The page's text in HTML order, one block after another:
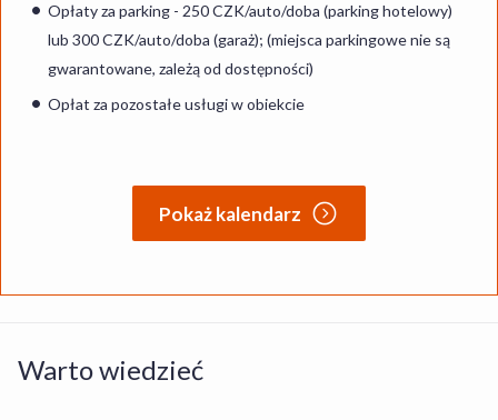
Opłaty za parking - 250 CZK/auto/doba (parking hotelowy)
lub 300 CZK/auto/doba (garaż); (miejsca parkingowe nie są
gwarantowane, zależą od dostępności)
Opłat za pozostałe usługi w obiekcie
Pokaż kalendarz
Warto wiedzieć